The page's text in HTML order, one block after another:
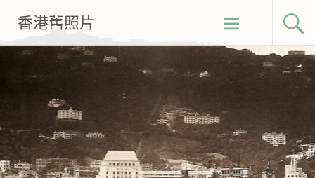
content
香港舊照片